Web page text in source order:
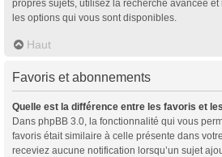
propres sujets, utilisez la recherche avancée
les options qui vous sont disponibles.
Haut
Favoris et abonnements
Quelle est la différence entre les favoris et
Dans phpBB 3.0, la fonctionnalité qui vous
favoris était similaire à celle présente dans
receviez aucune notification lorsqu’un sujet